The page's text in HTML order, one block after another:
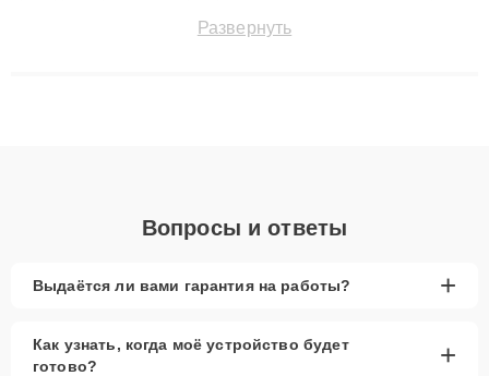
сохранением гарантии до 3 лет. Наши мастера решают
Развернуть
Вопросы и ответы
Выдаётся ли вами гарантия на работы? +
Как узнать, когда моё устройство будет
готово?
+